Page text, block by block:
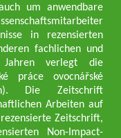
um anwendbare
in rezensierten
fachlichen und
verlegt die
práce ovocnářské
Die Zeitschrift
Arbeiten auf
Zeitschrift,
Non-Impact-